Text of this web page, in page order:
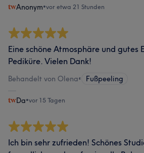
Anonym•vor etwa 21 Stunden
Eine schöne Atmosphäre und gutes
Pediküre. Vielen Dank!
Behandelt von Olena• Fußpeeling
Da•vor 15 Tagen
Ich bin sehr zufrieden! Schönes